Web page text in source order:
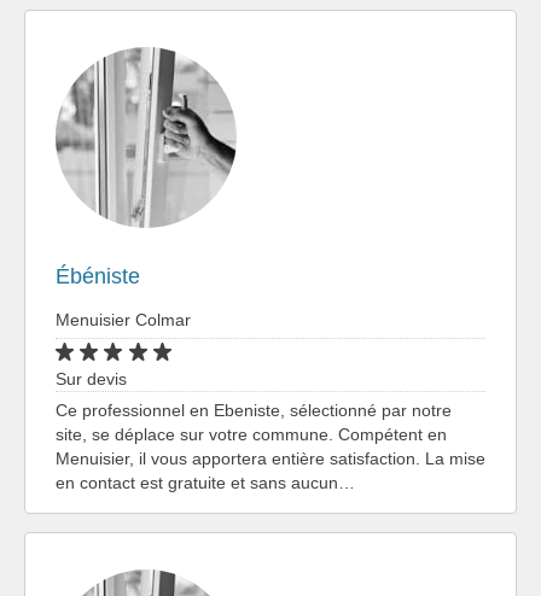
Ébéniste
Menuisier Colmar
Sur devis
Ce professionnel en Ebeniste, sélectionné par notre
site, se déplace sur votre commune. Compétent en
Menuisier, il vous apportera entière satisfaction. La mise
en contact est gratuite et sans aucun…